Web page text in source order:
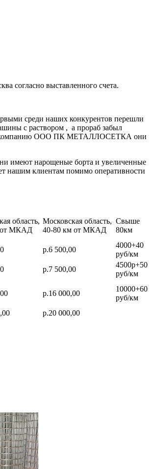
согласно выставленного счета.
среди наших конкурентов перешли
с раствором , а прораб забыл
на компанию ООО ПК МЕТАЛЛОСЕТКА они
имеют нарощеные борта и увеличенные
нашим клиентам помимо оперативности
область,
от МКАД
Московская область,
40-80 км от МКАД
Свыше
80км
р.6 500,00
4000+40
руб/км
р.7 500,00
4500р+50
руб/км
р.16 000,00
10000+60
руб/км
р.20 000,00